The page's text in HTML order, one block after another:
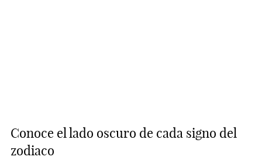
Conoce el lado oscuro de cada signo del
zodiaco